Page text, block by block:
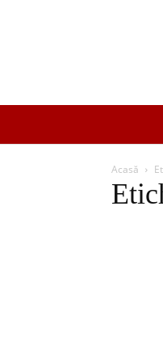
Acasă